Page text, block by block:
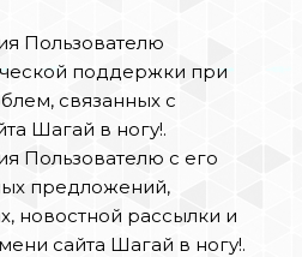
Пользователю
поддержки при
связанных с
Шагай в ногу!.
Пользователю с его
предложений,
новостной рассылки и
сайта Шагай в ногу!.